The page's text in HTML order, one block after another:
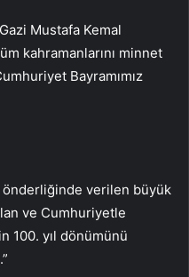
Mustafa Kemal
kahramanlarını minnet
Bayramımız
önderliğinde verilen büyük
ve Cumhuriyetle
100. yıl dönümünü